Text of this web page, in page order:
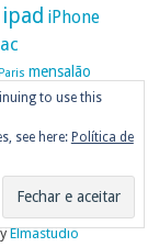
ipad iPhone
mensalão
OsloPolítica
Elmastudio
to use this
see here: Política de